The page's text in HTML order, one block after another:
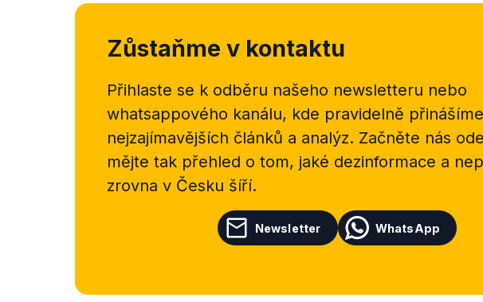
Zůstaňme v kontaktu
Přihlaste se k odběru našeho newsletteru nebo
whatsappového kanálu, kde pravidelně
nejzajímavějších článků a analýz. Začněte nás
mějte tak přehled o tom, jaké dezinformace a
zrovna v Česku šíří.
Newsletter WhatsApp